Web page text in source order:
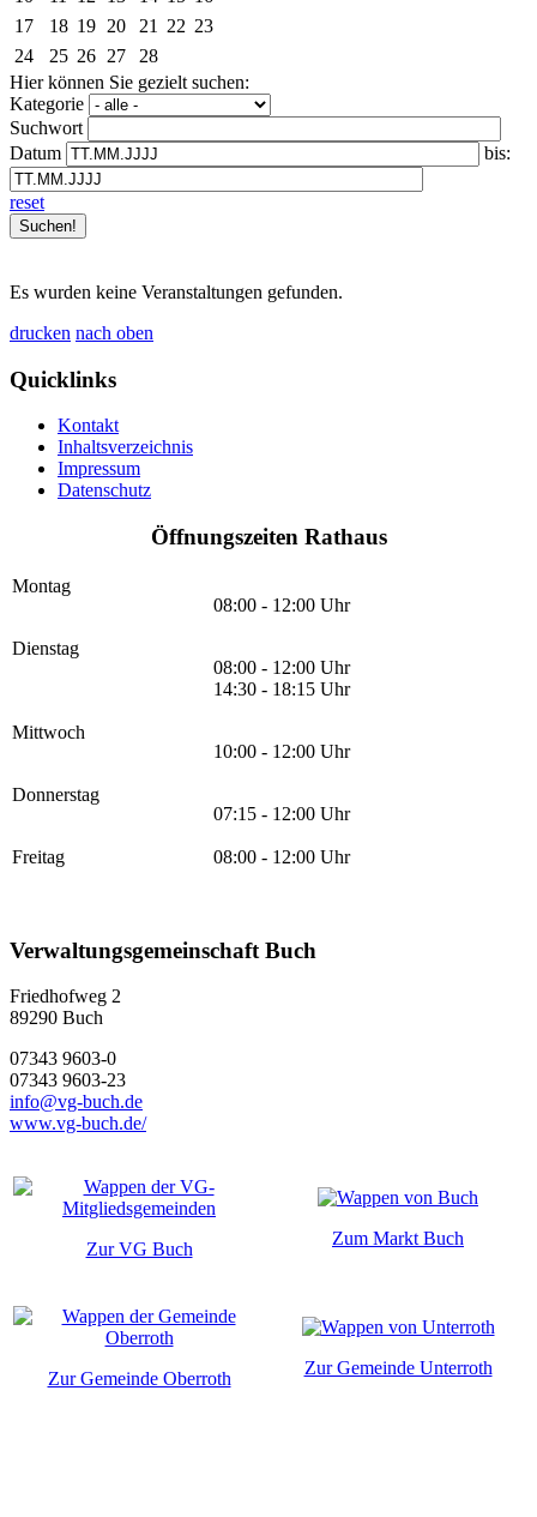
17
18 19 20 21 22 23
24
25 26 27
28
Hier können Sie gezielt suchen:
Kategorie
Suchwort
Datum
bis:
reset
Es wurden keine Veranstaltungen gefunden.
drucken nach oben
Quicklinks
Kontakt
Inhaltsverzeichnis
Impressum
Datenschutz
Öffnungszeiten Rathaus
Montag
08:00 - 12:00 Uhr
Dienstag
08:00 - 12:00 Uhr
14:30 - 18:15 Uhr
Mittwoch
10:00 - 12:00 Uhr
Donnerstag
07:15 - 12:00 Uhr
Freitag 08:00 - 12:00 Uhr
Verwaltungsgemeinschaft Buch
Friedhofweg 2
89290 Buch
07343 9603-0
07343 9603-23
info@vg-buch.de
www.vg-buch.de/
Zur VG Buch
Zum Markt Buch
Zur Gemeinde Oberroth
Zur Gemeinde Unterroth